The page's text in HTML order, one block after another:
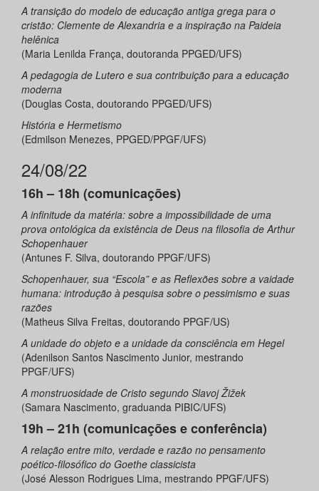
A transição do modelo de educação antiga grega para o
cristão: Clemente de Alexandria e a inspiração na Paideia
helênica
(Maria Lenilda França, doutoranda PPGED/UFS)
A pedagogia de Lutero e sua contribuição para a educação
moderna
(Douglas Costa, doutorando PPGED/UFS)
História e Hermetismo
(Edmilson Menezes, PPGED/PPGF/UFS)
24/08/22
16h – 18h (comunicações)
A infinitude da matéria: sobre a impossibilidade de uma
prova ontológica da existência de Deus na filosofia de Arthur
Schopenhauer
(Antunes F. Silva, doutorando PPGF/UFS)
Schopenhauer, sua “Escola” e as Reflexões sobre a vaidade
humana: introdução à pesquisa sobre o pessimismo e suas
razões
(Matheus Silva Freitas, doutorando PPGF/US)
A unidade do objeto e a unidade da consciência em Hegel
(Adenilson Santos Nascimento Junior, mestrando
PPGF/UFS)
A monstruosidade de Cristo segundo Slavoj Žižek
(Samara Nascimento, graduanda PIBIC/UFS)
19h – 21h (comunicações e conferência)
A relação entre mito, verdade e razão no pensamento
poético-filosófico do Goethe classicista
(José Alesson Rodrigues Lima, mestrando PPGF/UFS)